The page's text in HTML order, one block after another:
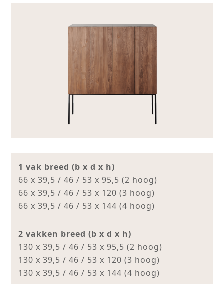
1 vak breed (b x d x h)
66 x 39,5 / 46 / 53 x 95,5 (2 hoog)
66 x 39,5 / 46 / 53 x 120 (3 hoog)
66 x 39,5 / 46 / 53 x 144 (4 hoog)
2 vakken breed (b x d x h)
130 x 39,5 / 46 / 53 x 95,5 (2 hoog)
130 x 39,5 / 46 / 53 x 120 (3 hoog)
130 x 39,5 / 46 / 53 x 144 (4 hoog)